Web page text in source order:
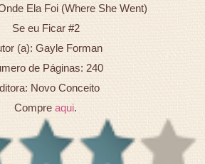
Ela Foi (Where She Went)
Se eu Ficar #2
(a): Gayle Forman
de Páginas: 240
Novo Conceito
Compre aqui.